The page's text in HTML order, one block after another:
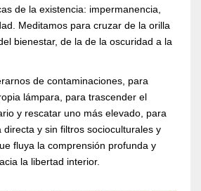
de la existencia: impermanencia,
Meditamos para cruzar de la orilla
bienestar, de la de la oscuridad a la
de contaminaciones, para
lámpara, para trascender el
y rescatar uno más elevado, para
y sin filtros socioculturales y
fluya la comprensión profunda y
la libertad interior.